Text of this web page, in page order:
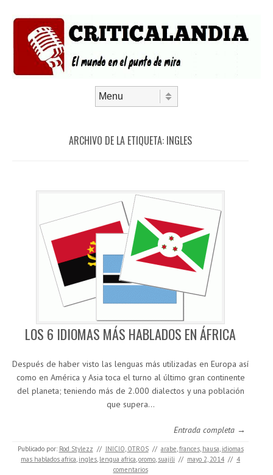
ARCHIVO DE LA ETIQUETA: INGLES
LOS 6 IDIOMAS MÁS HABLADOS EN ÁFRICA
Después de haber visto las lenguas más utilizadas en Europa así
como en América y Asia toca el turno al último gran continente
del planeta; teniendo más de 2.000 dialectos y una población
que supera…
Entrada completa →
Publicado por: Rod Stylezz // INICIO, OTROS // arabe,frances, hausa, idiomas
mas hablados africa, ingles, lengua africa,oromo, suajili // mayo 2, 2014 // 4
comentarios